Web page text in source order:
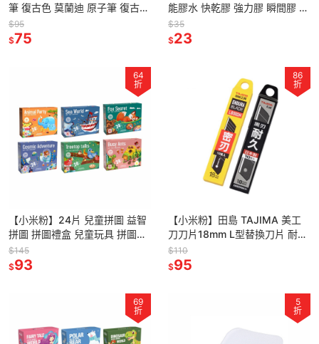
筆 復古色 莫蘭迪 原子筆 復古色
原子筆 莫蘭迪筆 彩色中性筆 復
古色中性筆
$95
$75
能膠水 快乾膠 強力膠 瞬間膠 萬
用膠 防水膠 E8000 ZHANLIDA
鞋子黏著劑
$35
$23
64
折
【小米粉】24片 兒童拼圖 益智
拼圖 拼圖禮盒 兒童玩具 拼圖教
具 幼兒拼圖 益智玩具 教具 聖誕
禮物 兒童禮物
$145
$93
86
折
【小米粉】田島 TAJIMA 美工
刀刀片18mm L型替換刀片 耐用
型 刀片 密刃 黑刃 LB50DH
CB50RBKH
$110
$95
69
折
5
折